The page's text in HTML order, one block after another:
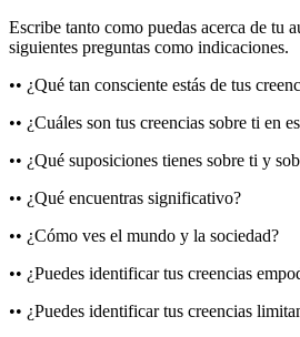
Escribe tanto como puedas acerca de tu
siguientes preguntas como indicaciones.
•• ¿Qué tan consciente estás de tus
•• ¿Cuáles son tus creencias sobre ti en
•• ¿Qué suposiciones tienes sobre ti y
•• ¿Qué encuentras significativo?
•• ¿Cómo ves el mundo y la sociedad?
•• ¿Puedes identificar tus creencias
•• ¿Puedes identificar tus creencias